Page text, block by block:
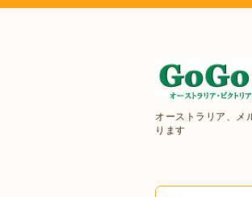
オーストラリア、メ
ります